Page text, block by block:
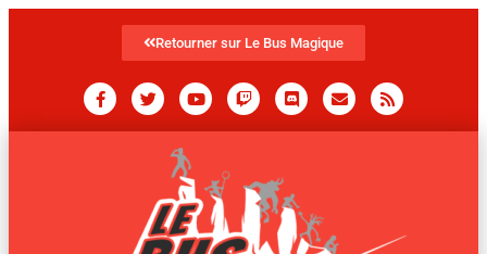
Retourner sur Le Bus Magique